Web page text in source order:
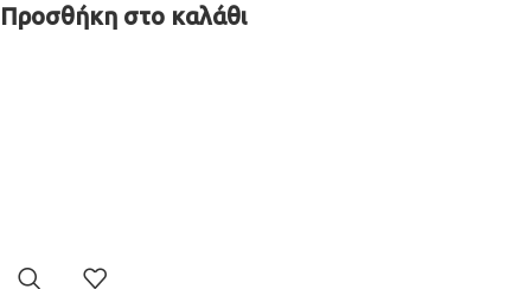
Προσθήκη στο καλάθι